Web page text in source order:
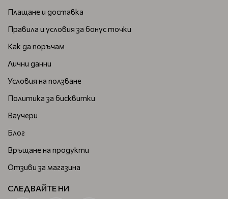
Плащане и доставка
Правила и условия за бонус точки
Как да поръчам
Лични данни
Условия на ползване
Политика за бисквитки
Ваучери
Блог
Връщане на продукти
Отзиви за магазина
СЛЕДВАЙТЕ НИ